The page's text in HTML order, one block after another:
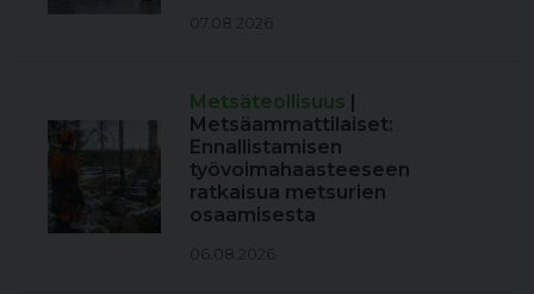
07.08.2026
Metsäteollisuus |
Metsäammattilaiset:
Ennallistamisen
työvoimahaasteeseen
ratkaisua metsurien
osaamisesta
06.08.2026